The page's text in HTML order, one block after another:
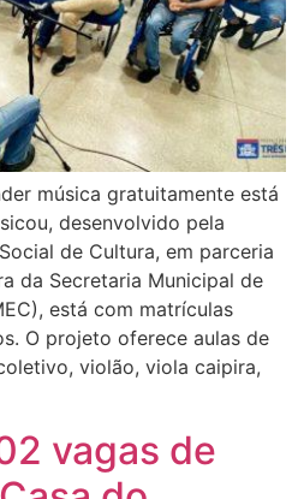
música gratuitamente está
desenvolvido pela
de Cultura, em parceria
da Secretaria Municipal de
está com matrículas
O projeto oferece aulas de
violão, viola caipira,
vagas de